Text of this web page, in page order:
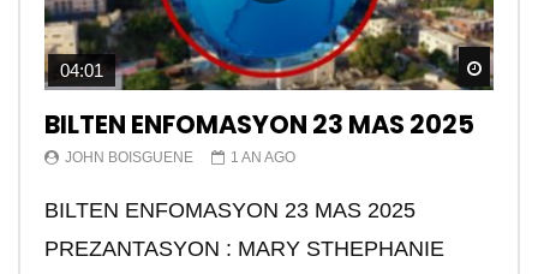
04:01
BILTEN ENFOMASYON 23 MAS 2025
JOHN BOISGUENE 1 AN AGO
BILTEN ENFOMASYON 23 MAS 2025
PREZANTASYON : MARY STHEPHANIE